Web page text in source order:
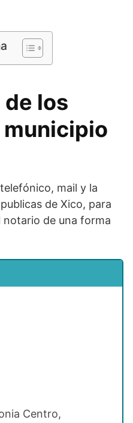
los
mail y la
de Xico, para
notario de una forma
Centro,